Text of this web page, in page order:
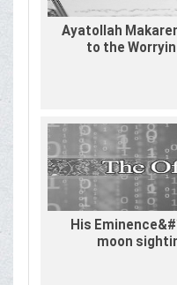
Ayatollah
to the
His
moon